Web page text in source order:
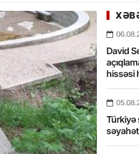
David
hissəsi
Türkiyə